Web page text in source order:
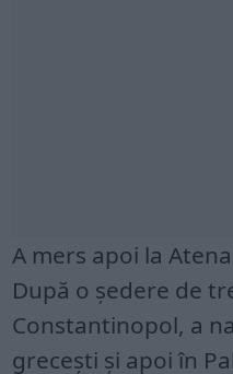
A mers apoi la
După o ședere de
Constantinopol, a
grecești și apoi în